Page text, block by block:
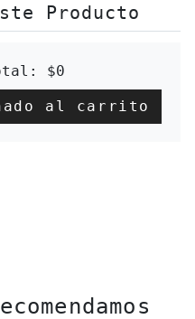
Producto
$0
al carrito